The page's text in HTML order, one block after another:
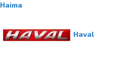
Haima
Haval